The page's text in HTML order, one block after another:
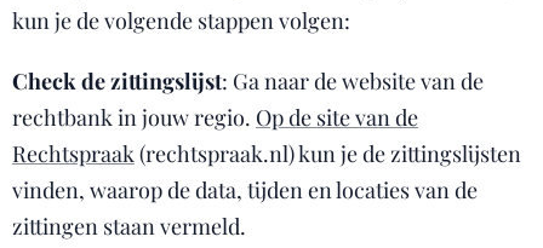
kun je de volgende stappen volgen:
Check de zittingslijst: Ga naar de website van de
rechtbank in jouw regio. Op de site van de
Rechtspraak (rechtspraak.nl) kun je de zittingslijsten
vinden, waarop de data, tijden en locaties van de
zittingen staan vermeld.